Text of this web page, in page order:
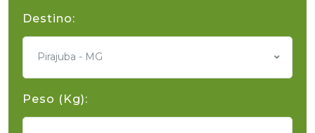
Destino:
Pirajuba - MG
Peso (Kg):